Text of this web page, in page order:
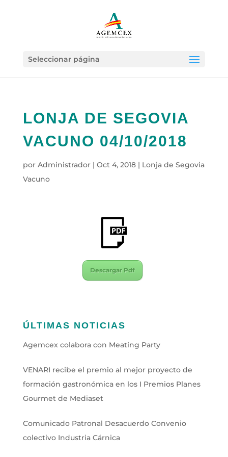
Seleccionar página
LONJA DE SEGOVIA
VACUNO 04/10/2018
por Administrador| Oct 4, 2018| Lonja de Segovia
Vacuno
Descargar Pdf
ÚLTIMAS NOTICIAS
Agemcex colabora con Meating Party
VENARI recibe el premio al mejor proyecto de
formación gastronómica en los I Premios Planes
Gourmet de Mediaset
Comunicado Patronal Desacuerdo Convenio
colectivo Industria Cárnica